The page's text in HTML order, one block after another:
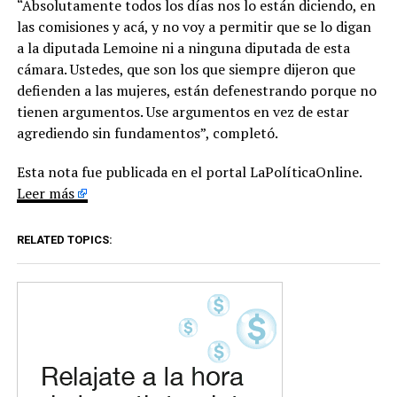
“Absolutamente todos los días nos lo están diciendo, en
las comisiones y acá, y no voy a permitir que se lo digan
a la diputada Lemoine ni a ninguna diputada de esta
cámara. Ustedes, que son los que siempre dijeron que
defienden a las mujeres, están defenestrando porque no
tienen argumentos. Use argumentos en vez de estar
agrediendo sin fundamentos”, completó.
Esta nota fue publicada en el portal LaPolíticaOnline.
Leer más
RELATED TOPICS: